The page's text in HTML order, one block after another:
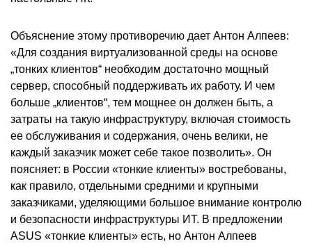
Объяснение этому противоречию дает Антон Алпеев:
«Для создания виртуализованной среды на основе
„тонких клиентов“ необходим достаточно мощный
сервер, способный поддерживать их работу. И чем
больше „клиентов“, тем мощнее он должен быть, а
затраты на такую инфраструктуру, включая стоимость
ее обслуживания и содержания, очень велики, не
каждый заказчик может себе такое позволить». Он
поясняет: в России «тонкие клиенты» востребованы,
как правило, отдельными средними и крупными
заказчиками, уделяющими большое внимание контролю
и безопасности инфраструктуры ИТ. В предложении
ASUS «тонкие клиенты» есть, но Антон Алпеев